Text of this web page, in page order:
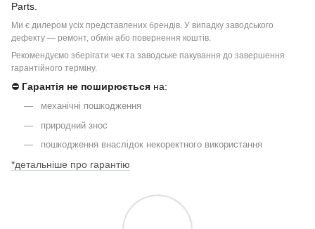
Parts.
Ми є дилером усіх представлених брендів. У випадку заводського
дефекту — ремонт, обмін або повернення коштів.
Рекомендуємо зберігати чек та заводське пакування до завершення
гарантійного терміну.
⛔ Гарантія не поширюється на:
механічні пошкодження
природний знос
пошкодження внаслідок некоректного використання
*детальніше про гарантію